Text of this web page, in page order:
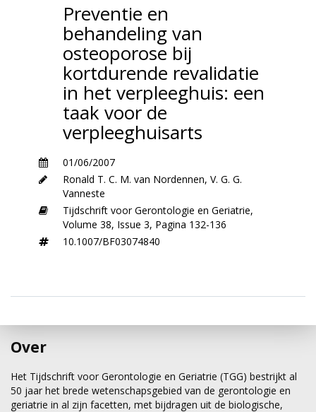
Preventie en
behandeling van
osteoporose bij
kortdurende revalidatie
in het verpleeghuis: een
taak voor de
verpleeghuisarts
01/06/2007
Ronald T. C. M. van Nordennen, V. G. G.
Vanneste
Tijdschrift voor Gerontologie en Geriatrie,
Volume 38, Issue 3, Pagina 132-136
10.1007/BF03074840
Over
Het Tijdschrift voor Gerontologie en Geriatrie (TGG) bestrijkt al
50 jaar het brede wetenschapsgebied van de gerontologie en
geriatrie in al zijn facetten, met bijdragen uit de biologische,